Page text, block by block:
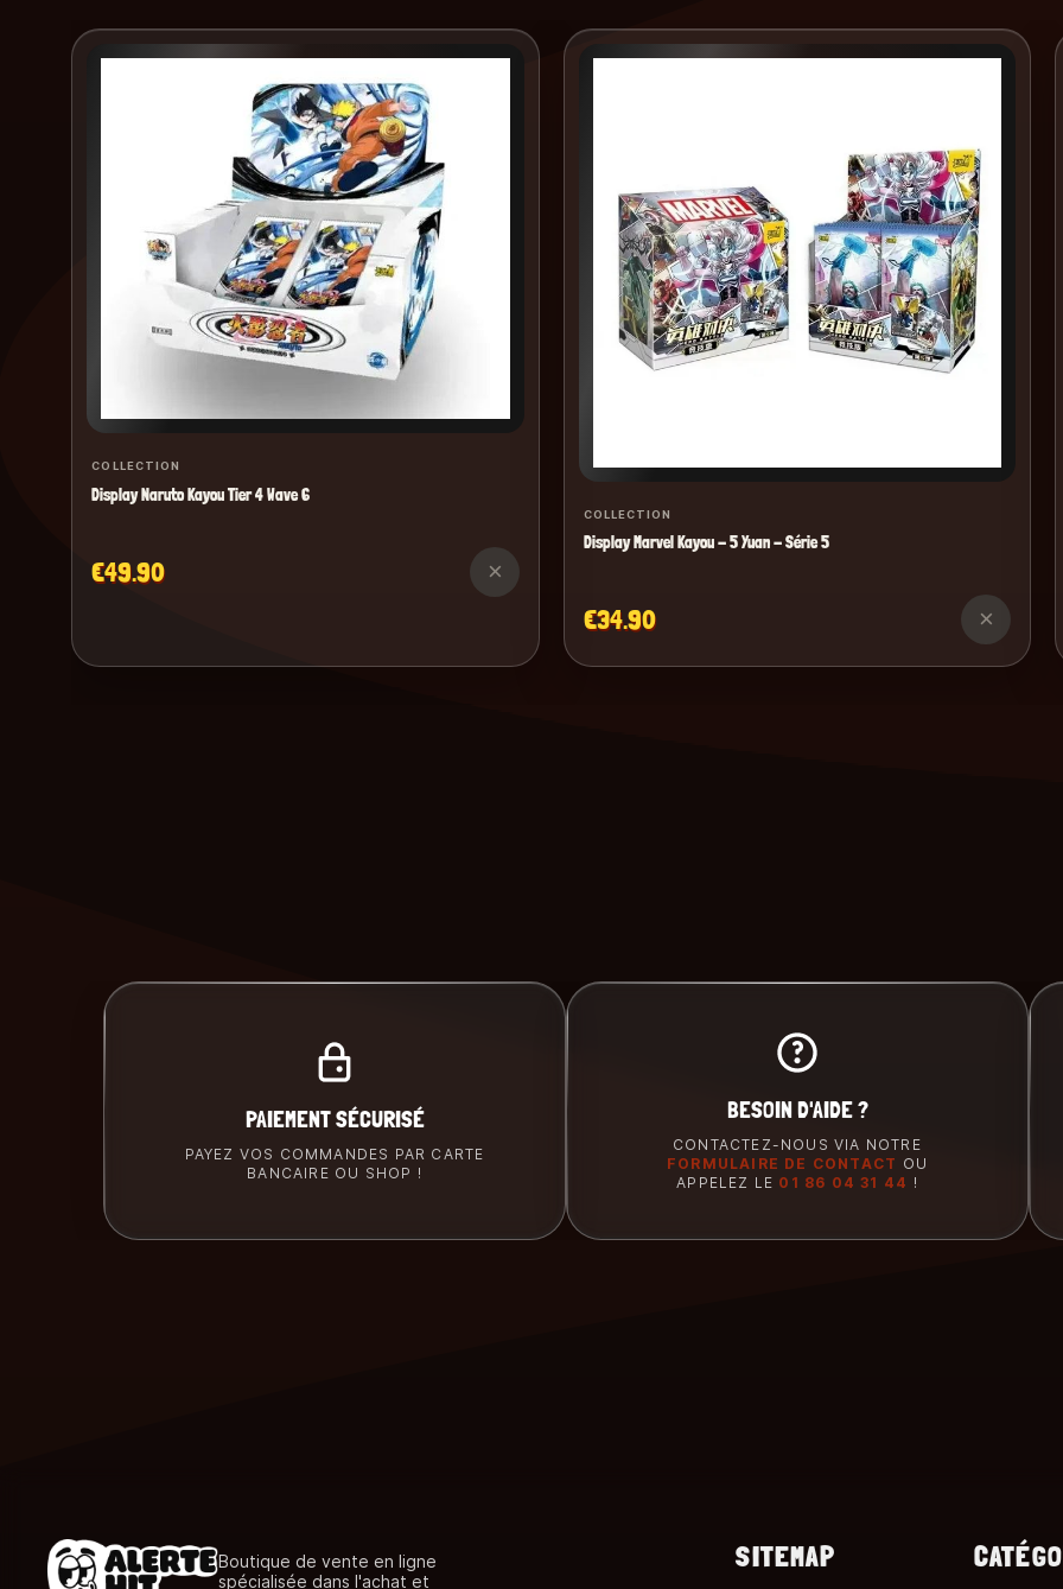
COLLECTION
Display Naruto Kayou Tier 4 Wave 6
€49.90 ×
COLLECTION
Display Marvel Kayou - 5 Yuan - Série 5
€34.90 ×
PAIEMENT SÉCURISÉ
PAYEZ VOS COMMANDES PAR CARTE
BANCAIRE OU SHOP !
BESOIN D'AIDE ?
CONTACTEZ-NOUS VIA NOTRE
FORMULAIRE DE CONTACT OU
APPELEZ LE 01 86 04 31 44 !
Boutique de vente en ligne
spécialisée dans l'achat et
SITEMAP